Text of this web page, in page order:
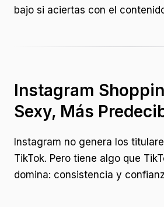
bajo si aciertas con el
Instagram
Sexy, Más
Instagram no genera los
TikTok. Pero tiene algo que
domina: consistencia y